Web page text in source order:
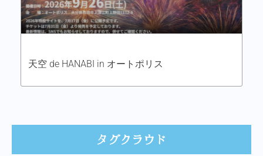
天空 de HANABI in オートポリス
タグクラウド